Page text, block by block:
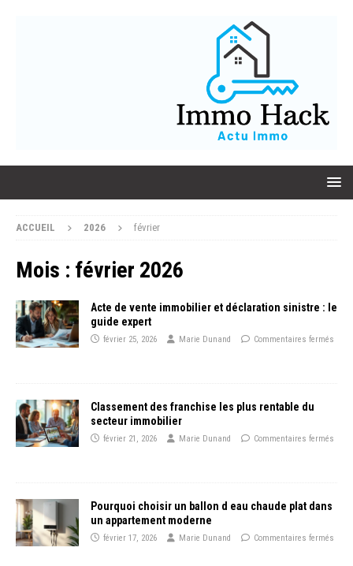
ACCUEIL 2026 février
Mois : février 2026
Acte de vente immobilier et déclaration sinistre : le
guide expert
février 25, 2026 Marie Dunand Commentaires fermés
Classement des franchise les plus rentable du
secteur immobilier
février 21, 2026 Marie Dunand Commentaires fermés
Pourquoi choisir un ballon d eau chaude plat dans
un appartement moderne
février 17, 2026 Marie Dunand Commentaires fermés